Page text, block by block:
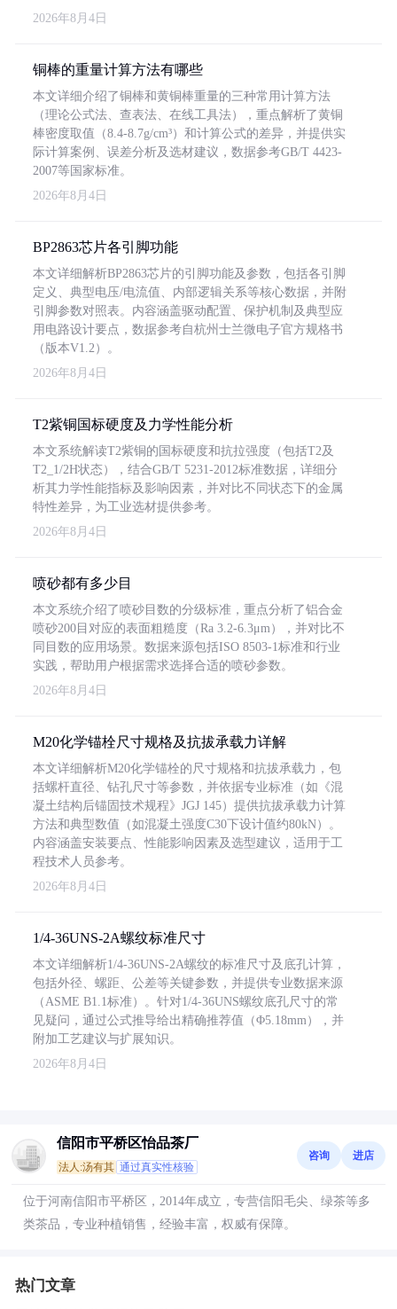
2026年8月4日
铜棒的重量计算方法有哪些
本文详细介绍了铜棒和黄铜棒重量的三种常用计算方法
（理论公式法、查表法、在线工具法），重点解析了黄铜
棒密度取值（8.4-8.7g/cm³）和计算公式的差异，并提供实
际计算案例、误差分析及选材建议，数据参考GB/T 4423-
2007等国家标准。
2026年8月4日
BP2863芯片各引脚功能
本文详细解析BP2863芯片的引脚功能及参数，包括各引脚
定义、典型电压/电流值、内部逻辑关系等核心数据，并附
引脚参数对照表。内容涵盖驱动配置、保护机制及典型应
用电路设计要点，数据参考自杭州士兰微电子官方规格书
（版本V1.2）。
2026年8月4日
T2紫铜国标硬度及力学性能分析
本文系统解读T2紫铜的国标硬度和抗拉强度（包括T2及
T2_1/2H状态），结合GB/T 5231-2012标准数据，详细分
析其力学性能指标及影响因素，并对比不同状态下的金属
特性差异，为工业选材提供参考。
2026年8月4日
喷砂都有多少目
本文系统介绍了喷砂目数的分级标准，重点分析了铝合金
喷砂200目对应的表面粗糙度（Ra 3.2-6.3μm），并对比不
同目数的应用场景。数据来源包括ISO 8503-1标准和行业
实践，帮助用户根据需求选择合适的喷砂参数。
2026年8月4日
M20化学锚栓尺寸规格及抗拔承载力详解
本文详细解析M20化学锚栓的尺寸规格和抗拔承载力，包
括螺杆直径、钻孔尺寸等参数，并依据专业标准（如《混
凝土结构后锚固技术规程》JGJ 145）提供抗拔承载力计算
方法和典型数值（如混凝土强度C30下设计值约80kN）。
内容涵盖安装要点、性能影响因素及选型建议，适用于工
程技术人员参考。
2026年8月4日
1/4-36UNS-2A螺纹标准尺寸
本文详细解析1/4-36UNS-2A螺纹的标准尺寸及底孔计算，
包括外径、螺距、公差等关键参数，并提供专业数据来源
（ASME B1.1标准）。针对1/4-36UNS螺纹底孔尺寸的常
见疑问，通过公式推导给出精确推荐值（Φ5.18mm），并
附加工艺建议与扩展知识。
2026年8月4日
信阳市平桥区怡品茶厂
法人:汤有其 通过真实性核验
咨询 进店
位于河南信阳市平桥区，2014年成立，专营信阳毛尖、绿茶等多
类茶品，专业种植销售，经验丰富，权威有保障。
热门文章